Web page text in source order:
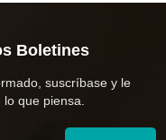
Boletines
suscríbase y le
que piensa.